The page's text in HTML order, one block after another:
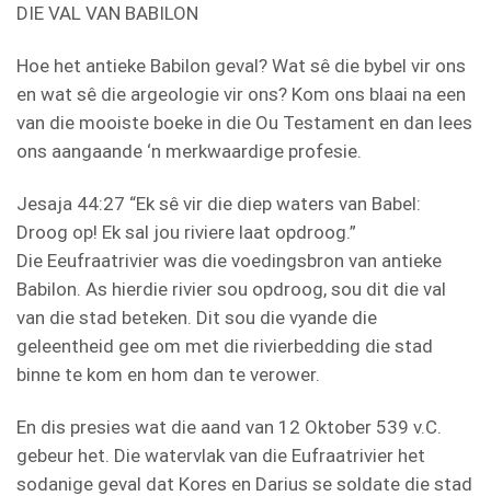
DIE VAL VAN BABILON
Hoe het antieke Babilon geval? Wat sê die bybel vir ons
en wat sê die argeologie vir ons? Kom ons blaai na een
van die mooiste boeke in die Ou Testament en dan lees
ons aangaande ‘n merkwaardige profesie.
Jesaja 44:27 “Ek sê vir die diep waters van Babel:
Droog op! Ek sal jou riviere laat opdroog.”
Die Eeufraatrivier was die voedingsbron van antieke
Babilon. As hierdie rivier sou opdroog, sou dit die val
van die stad beteken. Dit sou die vyande die
geleentheid gee om met die rivierbedding die stad
binne te kom en hom dan te verower.
En dis presies wat die aand van 12 Oktober 539 v.C.
gebeur het. Die watervlak van die Eufraatrivier het
sodanige geval dat Kores en Darius se soldate die stad